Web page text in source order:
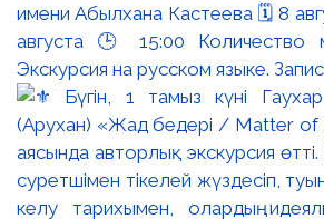
имени Абылхана Кастеева 🗓 8
августа 🕒 15:00 Количество
Экскурсия на русском языке.